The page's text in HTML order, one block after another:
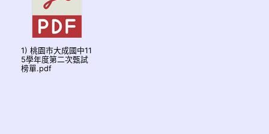
1) 桃園市大成國中11
5學年度第二次甄試
榜單.pdf